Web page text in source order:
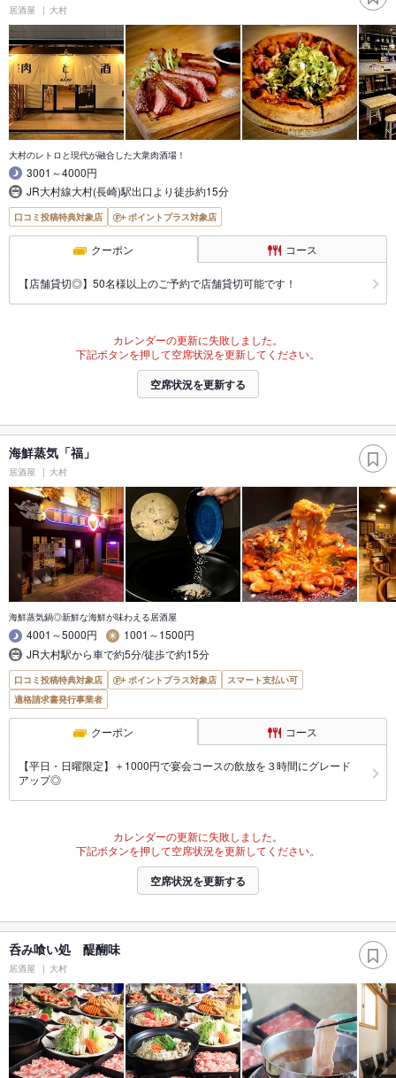
居酒屋 大村
大村のレトロと現代が融合した大衆肉酒場！
3001～4000円
JR大村線大村(長崎)駅出口より徒歩約15分
口コミ投稿特典対象店 ポイントプラス対象店
クーポン コース
【店舗貸切◎】50名様以上のご予約で店舗貸切可能です！
カレンダーの更新に失敗しました。
下記ボタンを押して空席状況を更新してください。
空席状況を更新する
海鮮蒸気「福」
居酒屋 大村
海鮮蒸気鍋◎新鮮な海鮮が味わえる居酒屋
4001～5000円
1001～1500円
JR大村駅から車で約5分/徒歩で約15分
口コミ投稿特典対象店 ポイントプラス対象店
スマート支払い可
適格請求書発行事業者
クーポン コース
【平日・日曜限定】＋1000円で宴会コースの飲放を３時間にグレード
アップ◎
カレンダーの更新に失敗しました。
下記ボタンを押して空席状況を更新してください。
空席状況を更新する
呑み喰い処 醍醐味
居酒屋 大村